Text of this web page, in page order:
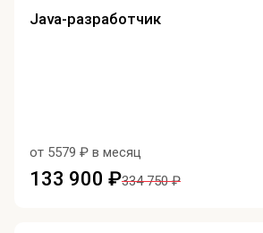
Java-разработчик
от 5579 ₽ в месяц
133 900 ₽334 750 ₽